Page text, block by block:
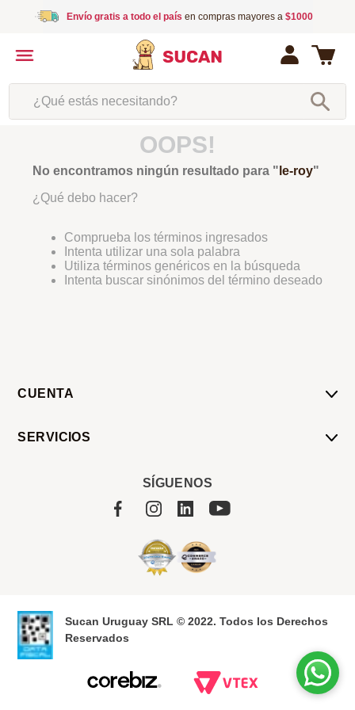
Envío gratis a todo el país en compras mayores a $1000
¿Qué estás necesitando?
OOPS!
No encontramos ningún resultado para " le-roy"
¿Qué debo hacer?
Comprueba los términos ingresados
Intenta utilizar una sola palabra
Utiliza términos genéricos en la búsqueda
Intenta buscar sinónimos del término deseado
CUENTA
SERVICIOS
SÍGUENOS
Sucan Uruguay SRL © 2022. Todos los Derechos
Reservados